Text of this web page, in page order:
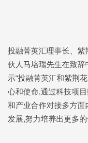
投融菁英汇理事长、
伙人马培瑞先生在致辞
示“投融菁英汇和紫荆
心和使命,通过科技项
和产业合作对接多方
发展,努力培养出更多